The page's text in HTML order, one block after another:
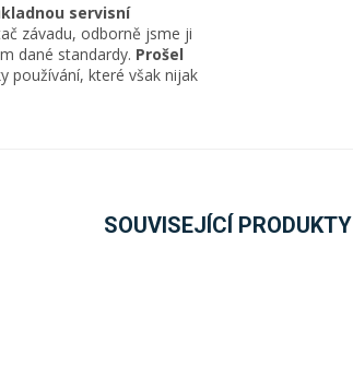
servisní
závadu, odborně jsme ji
dané standardy. Prošel
používání, které však nijak
SOUVISEJÍCÍ PRODUKTY